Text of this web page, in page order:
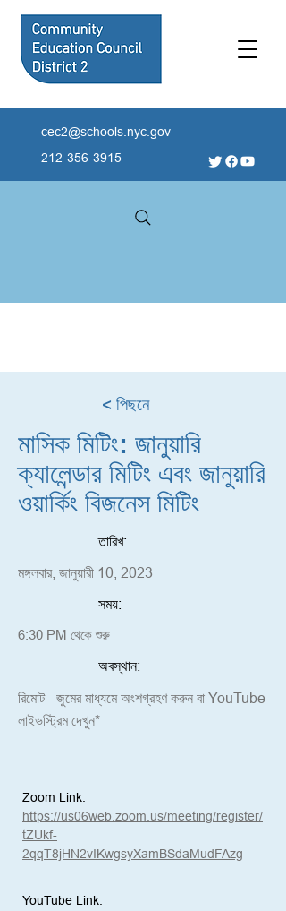
cec2@schools.nyc.gov
212-356-3915
< পিছনে
মাসিক মিটিং: জানুয়ারি
ক্যালেন্ডার মিটিং এবং জানুয়ারি
ওয়ার্কিং বিজনেস মিটিং
তারিখ:
মঙ্গলবার, জানুয়ারী 10, 2023
সময়:
6:30 PM থেকে শুরু
অবস্থান:
রিমোট - জুমের মাধ্যমে অংশগ্রহণ করুন বা YouTube
লাইভস্ট্রিম দেখুন*
Zoom Link:
https://us06web.zoom.us/meeting/register/
tZUkf-
2qqT8jHN2vIKwgsyXamBSdaMudFAzg
YouTube Link: